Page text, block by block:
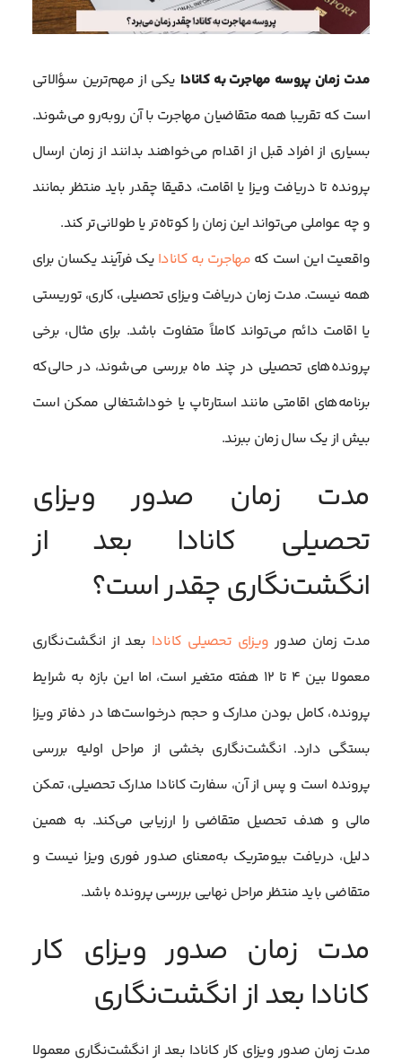
مدت زمان پروسه مهاجرت به کانادا یکی از مهم‌ترین سؤالاتی
است که تقریبا همه متقاضیان مهاجرت با آن روبه‌رو می‌شوند.
بسیاری از افراد قبل از اقدام می‌خواهند بدانند از زمان ارسال
پرونده تا دریافت ویزا یا اقامت، دقیقا چقدر باید منتظر بمانند
و چه عواملی می‌تواند این زمان را کوتاه‌تر یا طولانی‌تر کند.
واقعیت این است که مهاجرت به کانادا یک فرآیند یکسان برای
همه نیست. مدت زمان دریافت ویزای تحصیلی، کاری، توریستی
یا اقامت دائم می‌تواند کاملاً متفاوت باشد. برای مثال، برخی
پرونده‌های تحصیلی در چند ماه بررسی می‌شوند، در حالی‌که
برنامه‌های اقامتی مانند استارتاپ یا خوداشتغالی ممکن است
بیش از یک سال زمان ببرند.
مدت زمان صدور ویزای
تحصیلی کانادا بعد از
انگشت‌نگاری چقدر است؟
مدت زمان صدور ویزای تحصیلی کانادا بعد از انگشت‌نگاری
معمولا بین ۴ تا ۱۲ هفته متغیر است، اما این بازه به شرایط
پرونده، کامل بودن مدارک و حجم درخواست‌ها در دفاتر ویزا
بستگی دارد. انگشت‌نگاری بخشی از مراحل اولیه بررسی
پرونده است و پس از آن، سفارت کانادا مدارک تحصیلی، تمکن
مالی و هدف تحصیل متقاضی را ارزیابی می‌کند. به همین
دلیل، دریافت بیومتریک به‌معنای صدور فوری ویزا نیست و
متقاضی باید منتظر مراحل نهایی بررسی پرونده باشد.
مدت زمان صدور ویزای کار
کانادا بعد از انگشت‌نگاری
مدت زمان صدور ویزای کار کانادا بعد از انگشت‌نگاری معمولا